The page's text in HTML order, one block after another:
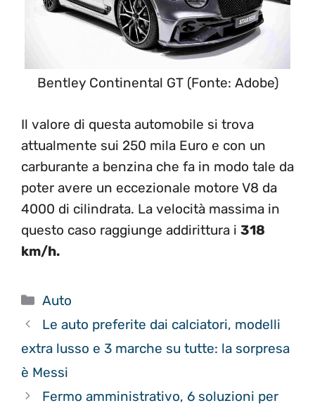
Bentley Continental GT (Fonte: Adobe)
Il valore di questa automobile si trova
attualmente sui 250 mila Euro e con un
carburante a benzina che fa in modo tale da
poter avere un eccezionale motore V8 da
4000 di cilindrata. La velocità massima in
questo caso raggiunge addirittura i 318
km/h.
Categorie
Auto
Le auto preferite dai calciatori, modelli
extra lusso e 3 marche su tutte: la sorpresa
è Messi
Fermo amministrativo, 6 soluzioni per